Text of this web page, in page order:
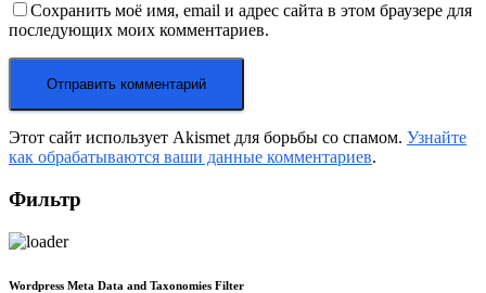
Сохранить моё имя, email и адрес сайта в этом браузере для
последующих моих комментариев.
Этот сайт использует Akismet для борьбы со спамом. Узнайте
как обрабатываются ваши данные комментариев.
Фильтр
Wordpress Meta Data and Taxonomies Filter